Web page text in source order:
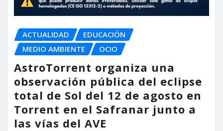
ACTUALIDAD
EDUCACIÓN
MEDIO AMBIENTE
OCIO
AstroTorrent organiza una
observación pública del eclipse
total de Sol del 12 de agosto en
Torrent en el Safranar junto a
las vías del AVE